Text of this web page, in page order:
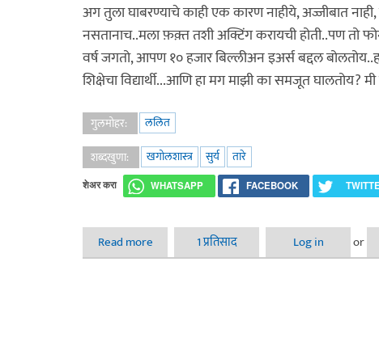
अग तुला घाबरण्याचे काही एक कारण नाहीये, अज्जीबात
नसतानाच..मला फ़क़्त तशी अक्टिंग करायची होती..पण तो
वर्ष जगतो, आपण १० हजार बिल्लीअन इअर्स बद्दल
शिक्षेचा विद्यार्थी...आणि हा मग माझी का समजूत घालतोय?
गुलमोहर:
ललित
शब्दखुणा:
खगोलशास्त्र सुर्य तारे
शेअर करा WHATSAPP FACEBOOK
Read more about तारे जमीन पर
1 प्रतिसाद Log in or